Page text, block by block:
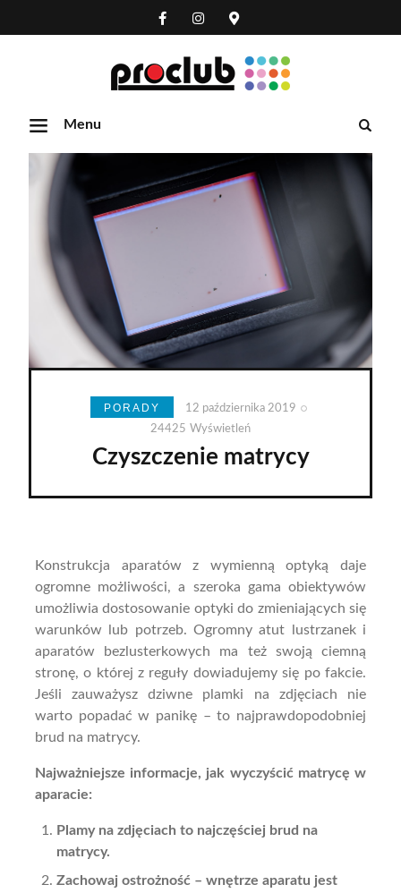
Menu
PORADY
12 października 2019
24425 Wyświetleń
Czyszczenie matrycy
Konstrukcja aparatów z wymienną optyką daje
ogromne możliwości, a szeroka gama obiektywów
umożliwia dostosowanie optyki do zmieniających się
warunków lub potrzeb. Ogromny atut lustrzanek i
aparatów bezlusterkowych ma też swoją ciemną
stronę, o której z reguły dowiadujemy się po fakcie.
Jeśli zauważysz dziwne plamki na zdjęciach nie
warto popadać w panikę – to najprawdopodobniej
brud na matrycy.
Najważniejsze informacje, jak wyczyścić matrycę w
aparacie:
Plamy na zdjęciach to najczęściej brud na
matrycy.
Zachowaj ostrożność – wnętrze aparatu jest